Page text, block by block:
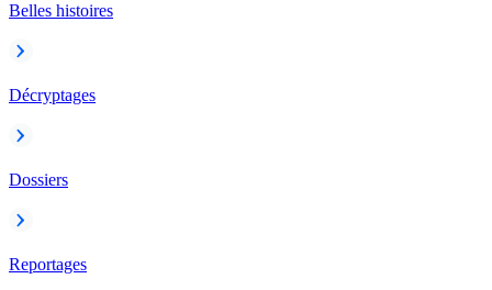
Belles histoires
Décryptages
Dossiers
Reportages